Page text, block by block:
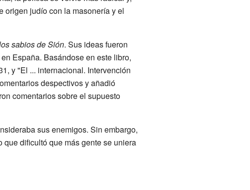
origen judío con la masonería y el
sabios de Sión. Sus ideas fueron
España. Basándose en este libro,
y "El ... internacional. Intervención
despectivos y añadió
comentarios sobre el supuesto
sus enemigos. Sin embargo,
dificultó que más gente se uniera